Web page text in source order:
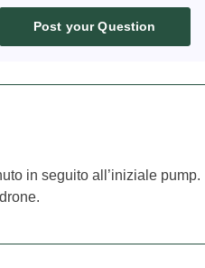
Post your Question
in seguito all’iniziale pump.